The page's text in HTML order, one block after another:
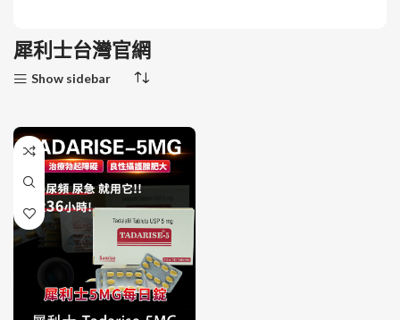
犀利士台灣官網
Show sidebar